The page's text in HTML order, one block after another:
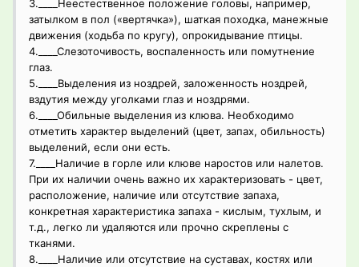
3.____Неестественное положение головы, например,
затылком в пол («вертячка»), шаткая походка, манежные
движения (ходьба по кругу), опрокидывание птицы.
4.____Слезоточивость, воспаленность или помутнение
глаз.
5.____Выделения из ноздрей, заложенность ноздрей,
вздутия между уголками глаз и ноздрями.
6.____Обильные выделения из клюва. Необходимо
отметить характер выделений (цвет, запах, обильность)
выделений, если они есть.
7.____Наличие в горле или клюве наростов или налетов.
При их наличии очень важно их характеризовать - цвет,
расположение, наличие или отсутствие запаха,
конкретная характеристика запаха - кислым, тухлым, и
т.д., легко ли удаляются или прочно скреплены с
тканями.
8.____Наличие или отсутствие на суставах, костях или